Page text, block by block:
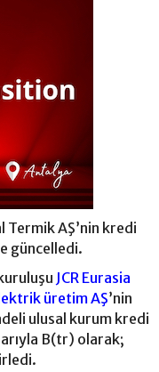
Termik AŞ’nin kredi
güncelledi.
JCR Eurasia
üretim AŞ’nin
ulusal kurum kredi
B(tr) olarak;